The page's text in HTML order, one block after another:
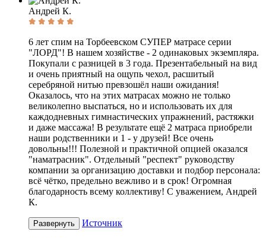
Андрей К.
6 лет спим на Торбеевском СУПЕР матрасе серии
"ЛОРД"! В нашем хозяйстве - 2 одинаковых экземпляра.
Покупали с разницей в 3 года. Презентабельный на вид
и очень приятный на ощупь чехол, расшитый
серебряной нитью превзошёл наши ожидания!
Оказалось, что на этих матрасах можно не только
великолепно выспаться, но и использовать их для
каждодневных гимнастических упражнений, растяжки
и даже массажа! В результате ещё 2 матраса приобрели
наши родственники и 1 - у друзей! Все очень
довольны!!! Полезной и практичной опцией оказался
"наматрасник". Отдельный "респект" руководству
компании за организацию доставки и подбор персонала:
всё чётко, предельно вежливо и в срок! Огромная
благодарность всему коллективу! С уважением, Андрей
К.
Развернуть Источник